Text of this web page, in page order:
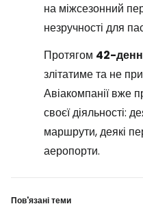
на міжсезонний
незручності для
Протягом 42-
злітатиме та не
Авіакомпанії вже
своєї діяльності:
маршрути, деякі
аеропорти.
Пов'язані теми